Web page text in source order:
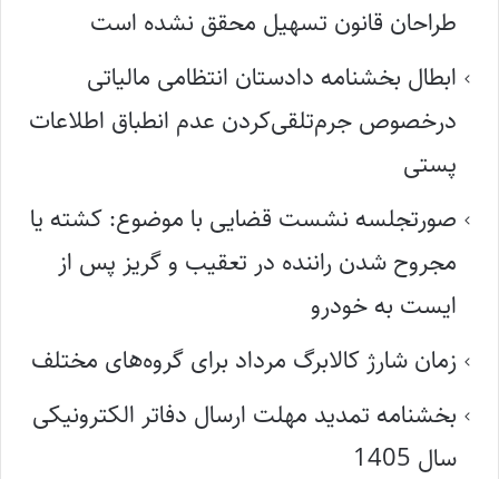
طراحان قانون تسهیل محقق نشده است
ابطال بخشنامه دادستان انتظامی مالیاتی
درخصوص جرم‌تلقی‌کردن عدم انطباق اطلاعات
پستی
صورتجلسه نشست قضایی با موضوع: کشته یا
مجروح شدن راننده در تعقیب و گریز پس از
ایست به خودرو
زمان شارژ کالابرگ مرداد برای گروه‌های مختلف
بخشنامه تمدید مهلت ارسال دفاتر الکترونیکی
سال 1405